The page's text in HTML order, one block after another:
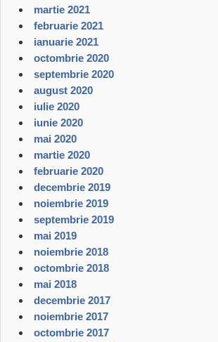
martie 2021
februarie 2021
ianuarie 2021
octombrie 2020
septembrie 2020
august 2020
iulie 2020
iunie 2020
mai 2020
martie 2020
februarie 2020
decembrie 2019
noiembrie 2019
septembrie 2019
mai 2019
noiembrie 2018
octombrie 2018
mai 2018
decembrie 2017
noiembrie 2017
octombrie 2017